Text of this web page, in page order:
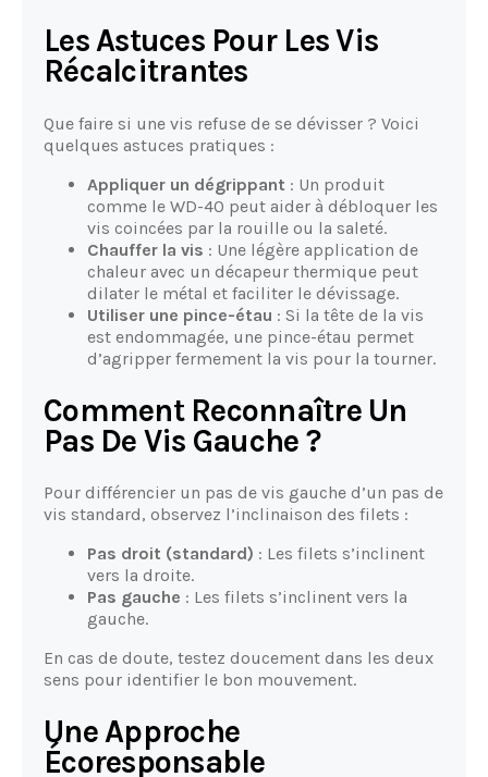
Les Astuces Pour Les Vis
Récalcitrantes
Que faire si une vis refuse de se dévisser ? Voici
quelques astuces pratiques :
Appliquer un dégrippant : Un produit
comme le WD-40 peut aider à débloquer les
vis coincées par la rouille ou la saleté.
Chauffer la vis : Une légère application de
chaleur avec un décapeur thermique peut
dilater le métal et faciliter le dévissage.
Utiliser une pince-étau : Si la tête de la vis
est endommagée, une pince-étau permet
d’agripper fermement la vis pour la tourner.
Comment Reconnaître Un
Pas De Vis Gauche ?
Pour différencier un pas de vis gauche d’un pas de
vis standard, observez l’inclinaison des filets :
Pas droit (standard) : Les filets s’inclinent
vers la droite.
Pas gauche : Les filets s’inclinent vers la
gauche.
En cas de doute, testez doucement dans les deux
sens pour identifier le bon mouvement.
Une Approche
Écoresponsable